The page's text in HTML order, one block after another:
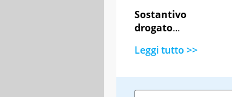
Sostantivo
drogato...
Leggi tutto >>